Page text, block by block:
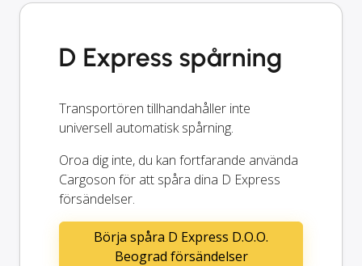
D Express spårning
Transportören tillhandahåller inte
universell automatisk spårning.
Oroa dig inte, du kan fortfarande använda
Cargoson för att spåra dina D Express
försändelser.
Börja spåra D Express D.O.O.
Beograd försändelser